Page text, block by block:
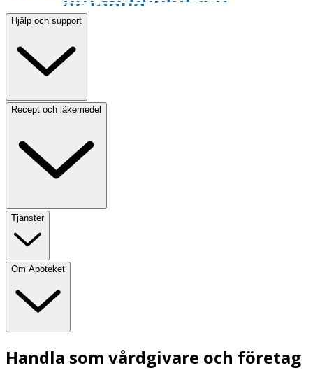
Hjälp och support
Recept och läkemedel
Tjänster
Om Apoteket
Handla som vårdgivare och företag